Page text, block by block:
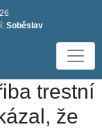
Soběslav
trestní
že